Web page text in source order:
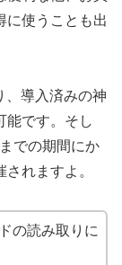
に使うことも出
、導入済みの神
能です。そし
での期間にか
れますよ。
の読み取りに